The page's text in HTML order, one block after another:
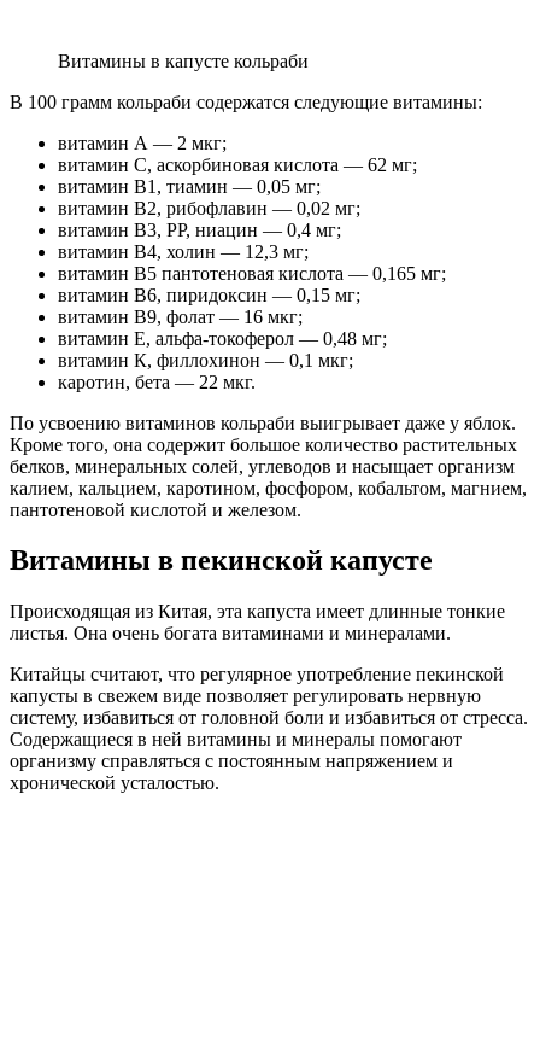
Витамины в капусте кольраби
В 100 грамм кольраби содержатся следующие витамины:
витамин А — 2 мкг;
витамин С, аскорбиновая кислота — 62 мг;
витамин B1, тиамин — 0,05 мг;
витамин B2, рибофлавин — 0,02 мг;
витамин B3, PP, ниацин — 0,4 мг;
витамин B4, холин — 12,3 мг;
витамин B5 пантотеновая кислота — 0,165 мг;
витамин B6, пиридоксин — 0,15 мг;
витамин B9, фолат — 16 мкг;
витамин Е, альфа-токоферол — 0,48 мг;
витамин К, филлохинон — 0,1 мкг;
каротин, бета — 22 мкг.
По усвоению витаминов кольраби выигрывает даже у яблок.
Кроме того, она содержит большое количество растительных
белков, минеральных солей, углеводов и насыщает организм
калием, кальцием, каротином, фосфором, кобальтом, магнием,
пантотеновой кислотой и железом.
Витамины в пекинской капусте
Происходящая из Китая, эта капуста имеет длинные тонкие
листья. Она очень богата витаминами и минералами.
Китайцы считают, что регулярное употребление пекинской
капусты в свежем виде позволяет регулировать нервную
систему, избавиться от головной боли и избавиться от стресса.
Содержащиеся в ней витамины и минералы помогают
организму справляться с постоянным напряжением и
хронической усталостью.